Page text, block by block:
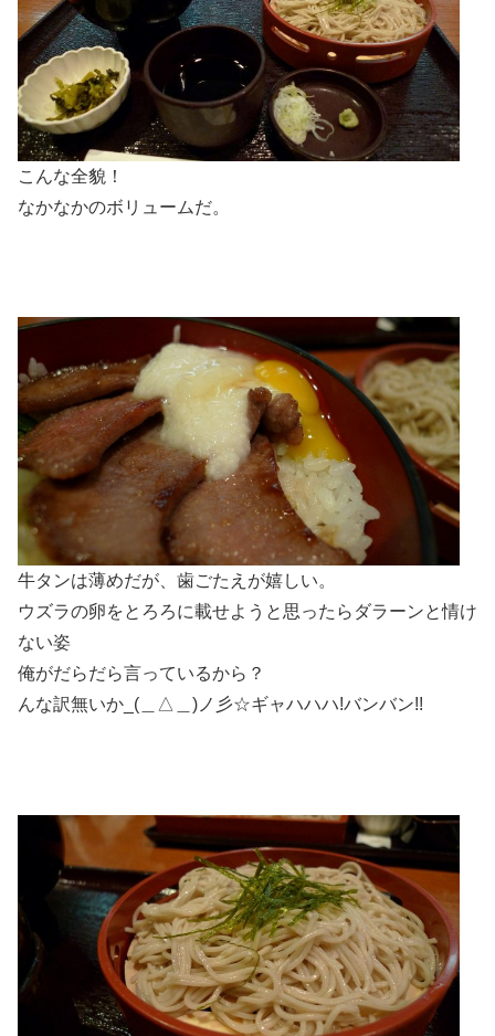
こんな全貌！
なかなかのボリュームだ。
牛タンは薄めだが、歯ごたえが嬉しい。
ウズラの卵をとろろに載せようと思ったらダラーンと情け
ない姿
俺がだらだら言っているから？
んな訳無いか_(＿△＿)ノ彡☆ギャハハハ!バンバン!!